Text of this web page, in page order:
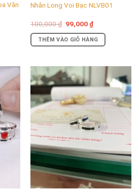
ngón trỏ. ngón út và ngón cái
Văn
Nhẫn Long Voi Bạc NLVB01
100,000₫ Giá
gốc
là:
100,000 ₫.
99,000 ₫Giá
hiện
tại
là:
THÊM VÀO GIỎ HÀNG